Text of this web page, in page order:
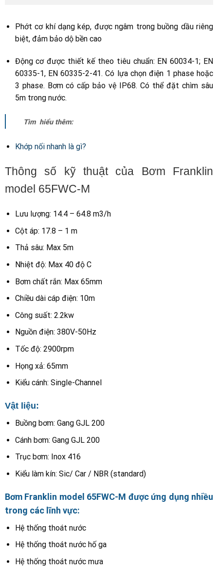
Phớt cơ khí dạng kép, được ngâm trong buồng dầu riêng
biệt, đảm bảo dộ bền cao
Động cơ được thiết kế theo tiêu chuẩn: EN 60034-1; EN
60335-1, EN 60335-2-41. Có lựa chọn điện 1 phase hoặc
3 phase. Bơm có cấp bảo vệ IP68. Có thể đặt chìm sâu
5m trong nước.
Tìm hiểu thêm:
Khớp nối nhanh là gì?
Thông số kỹ thuật của Bơm Franklin
model 65FWC-M
Lưu lượng: 14.4 – 64.8 m3/h
Cột áp: 17.8 – 1 m
Thả sâu: Max 5m
Nhiệt độ: Max 40 độ C
Bơm chất rắn: Max 65mm
Chiều dài cáp điện: 10m
Công suất: 2.2kw
Nguồn điện: 380V-50Hz
Tốc độ: 2900rpm
Họng xả: 65mm
Kiểu cánh: Single-Channel
Vật liệu:
Buồng bơm: Gang GJL 200
Cánh bơm: Gang GJL 200
Trục bơm: Inox 416
Kiểu làm kín: Sic/ Car / NBR (standard)
Bơm Franklin model 65FWC-M được ứng dụng nhiều
trong các lĩnh vực:
Hệ thống thoát nước
Hệ thống thoát nước hố ga
Hệ thống thoát nước mưa